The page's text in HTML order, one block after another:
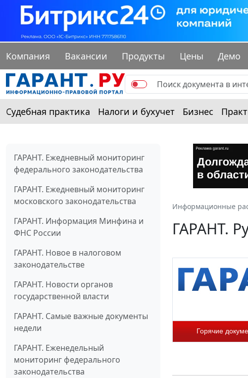
Компания Вакансии Продукты Цены Демо
Судебная практика Налоги и бухучет Бизнес
ГАРАНТ. Ежедневный мониторинг
федерального законодательства
ГАРАНТ. Ежедневный мониторинг
московского законодательства
ГАРАНТ. Информация Минфина и
ФНС России
ГАРАНТ. Новое в налоговом
законодательстве
ГАРАНТ. Новости органов
государственной власти
ГАРАНТ. Самые важные документы
недели
ГАРАНТ. Еженедельный
мониторинг федерального
законодательства
Информационные
ГАРАНТ.
Горячие